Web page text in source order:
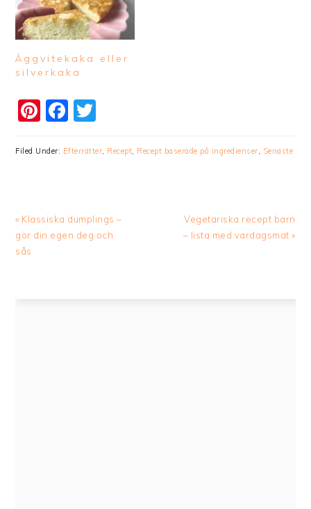
Äggvitekaka eller
silverkaka
Pinterest
Facebook
Filed Under: Efterrätter Recept Recept baserade på ingredienser Senaste
Previous
Post:
« Klassiska dumplings –
gör din egen deg och
sås
Next
Post:
Vegetariska recept barn
– lista med vardagsmat »